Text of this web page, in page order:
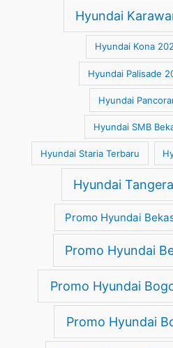
Hyundai
Hyundai Kona
Hyundai Palisade
Hyundai
Hyundai SMB
Hyundai Staria Terbaru
Hyundai
Promo Hyundai
Promo Hyundai
Promo Hyundai
Promo Hyundai